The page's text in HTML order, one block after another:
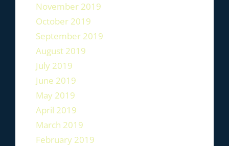
November 2019
October 2019
September 2019
August 2019
July 2019
June 2019
May 2019
April 2019
March 2019
February 2019